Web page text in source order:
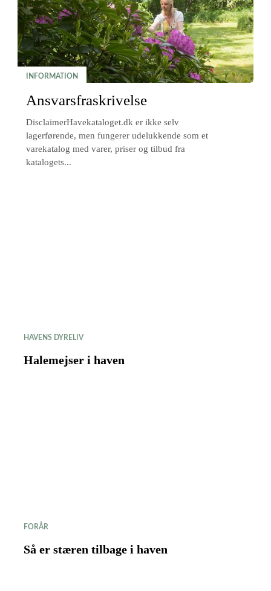
INFORMATION
Ansvarsfraskrivelse
DisclaimerHavekataloget.dk er ikke selv
lagerførende, men fungerer udelukkende som et
varekatalog med varer, priser og tilbud fra
katalogets...
HAVENS DYRELIV
Halemejser i haven
FORÅR
Så er stæren tilbage i haven